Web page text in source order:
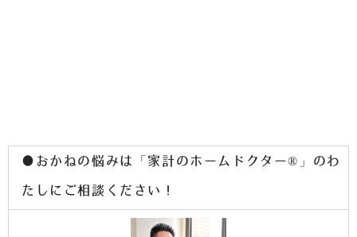
●おかねの悩みは「家計のホームドクター®」のわ
たしにご相談ください！